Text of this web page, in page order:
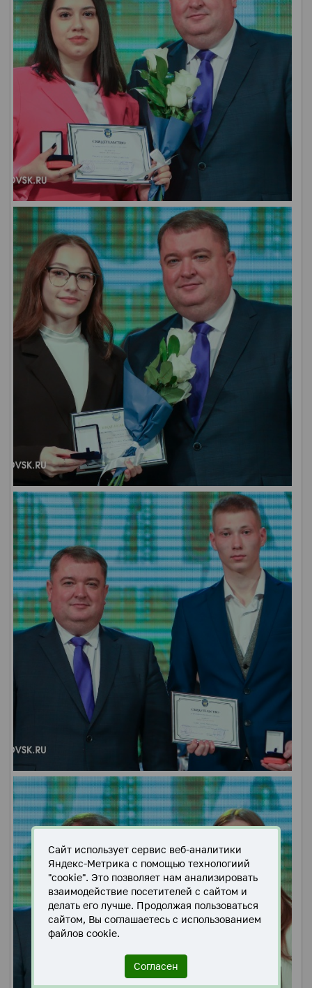
Сайт использует сервис веб-аналитики
Яндекс-Метрика с помощью технологиий
"cookie". Это позволяет нам анализировать
взаимодействие посетителей с сайтом и
делать его лучше. Продолжая пользоваться
сайтом, Вы соглашаетесь с использованием
файлов cookie.
Согласен